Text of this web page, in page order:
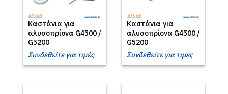
Καστάνια για
αλυσοπρίονα G4500 /
G5200
Συνδεθείτε για τιμές
Καστάνια για
αλυσοπρίονα G4500 /
G5200
Συνδεθείτε για τιμές